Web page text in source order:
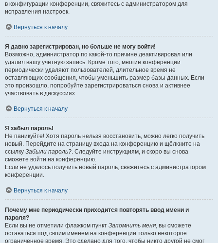
в конфигурации конференции, свяжитесь с администратором для
исправления настроек.
Вернуться к началу
Я давно зарегистрирован, но больше не могу войти!
Возможно, администратор по какой-то причине деактивировал или
удалил вашу учётную запись. Кроме того, многие конференции
периодически удаляют пользователей, длительное время не
оставляющих сообщения, чтобы уменьшить размер базы данных. Если
это произошло, попробуйте зарегистрироваться снова и активнее
участвовать в дискуссиях.
Вернуться к началу
Я забыл пароль!
Не паникуйте! Хотя пароль нельзя восстановить, можно легко получить
новый. Перейдите на страницу входа на конференцию и щёлкните на
ссылку Забыли пароль?. Следуйте инструкциям, и скоро вы снова
сможете войти на конференцию.
Если не удалось получить новый пароль, свяжитесь с администратором
конференции.
Вернуться к началу
Почему мне периодически приходится повторять ввод имени и
пароля?
Если вы не отметили флажком пункт Запомнить меня, вы сможете
оставаться под своим именем на конференции только некоторое
ограниченное время. Это сделано для того, чтобы никто другой не смог